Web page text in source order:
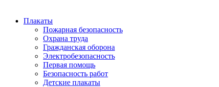
Плакаты
Пожарная безопасность
Охрана труда
Гражданская оборона
Электробезопасность
Первая помощь
Безопасность работ
Детские плакаты